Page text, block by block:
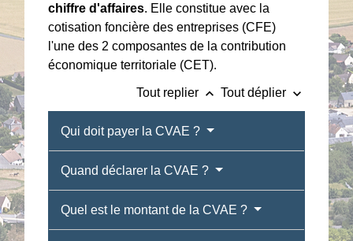
chiffre d'affaires. Elle constitue avec la
cotisation foncière des entreprises (CFE)
l'une des 2 composantes de la contribution
économique territoriale (CET).
Tout replier keyboard_arrow_up Tout déplier keyboard_arrow_down
Qui doit payer la CVAE ?
Quand déclarer la CVAE ?
Quel est le montant de la CVAE ?